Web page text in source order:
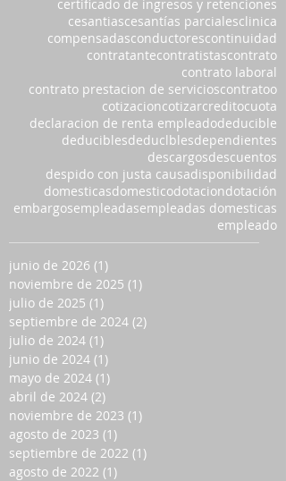
certificado de ingresos y retenciones
cesantiascesantías parcialesclinica
compensadasconductorescontinuidad
contratantecontratistascontrato
contrato laboral
contrato prestacion de servicioscontratoo
cotizacioncotizarcreditocuota
declaracion de renta empleadodeducible
deduciblesdeduclblesdependientes
descargosdescuentos
despido con justa causadisponibilidad
domesticasdomesticodotaciondotación
embargosempleadasempleadas domesticas
empleado
junio de 2026 (1)
noviembre de 2025 (1)
julio de 2025 (1)
septiembre de 2024 (2)
julio de 2024 (1)
junio de 2024 (1)
mayo de 2024 (1)
abril de 2024 (2)
noviembre de 2023 (1)
agosto de 2023 (1)
septiembre de 2022 (1)
agosto de 2022 (1)